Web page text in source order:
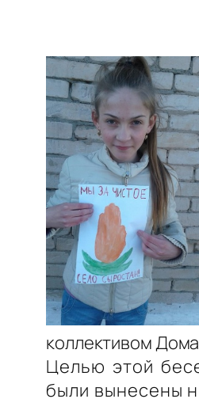
коллективом
Целью этой
были вынесены